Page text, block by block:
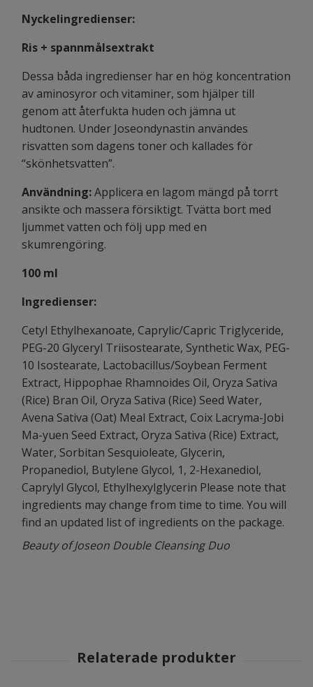
Nyckelingredienser:
Ris + spannmålsextrakt
Dessa båda ingredienser har en hög koncentration
av aminosyror och vitaminer, som hjälper till
genom att återfukta huden och jämna ut
hudtonen. Under Joseondynastin användes
risvatten som dagens toner och kallades för
“skönhetsvatten”.
Användning:Applicera en lagom mängd på torrt
ansikte och massera försiktigt. Tvätta bort med
ljummet vatten och följ upp med en
skumrengöring.
100 ml
Ingredienser:
Cetyl Ethylhexanoate, Caprylic/Capric Triglyceride,
PEG-20 Glyceryl Triisostearate, Synthetic Wax, PEG-
10 Isostearate, Lactobacillus/Soybean Ferment
Extract, Hippophae Rhamnoides Oil, Oryza Sativa
(Rice) Bran Oil, Oryza Sativa (Rice) Seed Water,
Avena Sativa (Oat) Meal Extract, Coix Lacryma-Jobi
Ma-yuen Seed Extract, Oryza Sativa (Rice) Extract,
Water, Sorbitan Sesquioleate, Glycerin,
Propanediol, Butylene Glycol, 1, 2-Hexanediol,
Caprylyl Glycol, Ethylhexylglycerin Please note that
ingredients may change from time to time. You will
find an updated list of ingredients on the package.
Beauty of Joseon Double Cleansing Duo